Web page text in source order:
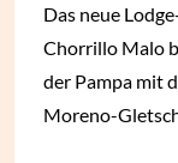
Das neue
Chorrillo Malo
der Pampa mit
Moreno-